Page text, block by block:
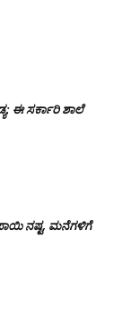
ಈ ಸರ್ಕಾರಿ ಶಾಲೆ
ನಷ್ಟ, ಮನೆಗಳಿಗೆ